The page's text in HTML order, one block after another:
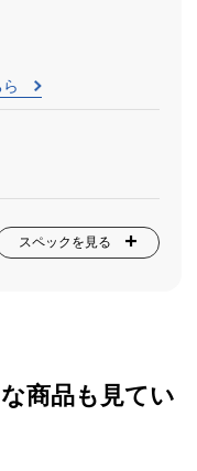
スペックを見る
商品も見てい